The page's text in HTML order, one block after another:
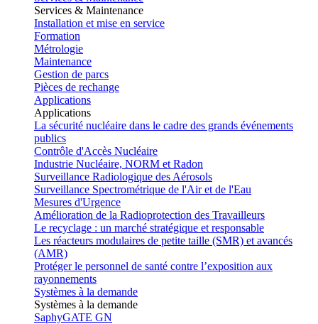
Services & Maintenance
Installation et mise en service
Formation
Métrologie
Maintenance
Gestion de parcs
Pièces de rechange
Applications
Applications
La sécurité nucléaire dans le cadre des grands événements
publics
Contrôle d'Accès Nucléaire
Industrie Nucléaire, NORM et Radon
Surveillance Radiologique des Aérosols
Surveillance Spectrométrique de l'Air et de l'Eau
Mesures d'Urgence
Amélioration de la Radioprotection des Travailleurs
Le recyclage : un marché stratégique et responsable
Les réacteurs modulaires de petite taille (SMR) et avancés
(AMR)
Protéger le personnel de santé contre l’exposition aux
rayonnements
Systèmes à la demande
Systèmes à la demande
SaphyGATE GN